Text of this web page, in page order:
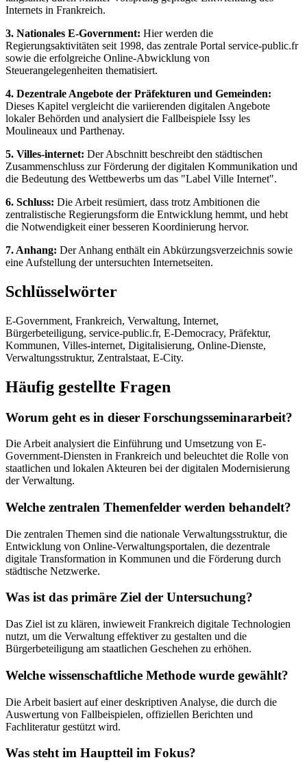
Internets in Frankreich.
3. Nationales E-Government: Hier werden die
Regierungsaktivitäten seit 1998, das zentrale Portal service-public.fr
sowie die erfolgreiche Online-Abwicklung von
Steuerangelegenheiten thematisiert.
4. Dezentrale Angebote der Präfekturen und Gemeinden:
Dieses Kapitel vergleicht die variierenden digitalen Angebote
lokaler Behörden und analysiert die Fallbeispiele Issy les
Moulineaux und Parthenay.
5. Villes-internet: Der Abschnitt beschreibt den städtischen
Zusammenschluss zur Förderung der digitalen Kommunikation und
die Bedeutung des Wettbewerbs um das "Label Ville Internet".
6. Schluss: Die Arbeit resümiert, dass trotz Ambitionen die
zentralistische Regierungsform die Entwicklung hemmt, und hebt
die Notwendigkeit einer besseren Koordinierung hervor.
7. Anhang: Der Anhang enthält ein Abkürzungsverzeichnis sowie
eine Aufstellung der untersuchten Internetseiten.
Schlüsselwörter
E-Government, Frankreich, Verwaltung, Internet,
Bürgerbeteiligung, service-public.fr, E-Democracy, Präfektur,
Kommunen, Villes-internet, Digitalisierung, Online-Dienste,
Verwaltungsstruktur, Zentralstaat, E-City.
Häufig gestellte Fragen
Worum geht es in dieser Forschungsseminararbeit?
Die Arbeit analysiert die Einführung und Umsetzung von E-
Government-Diensten in Frankreich und beleuchtet die Rolle von
staatlichen und lokalen Akteuren bei der digitalen Modernisierung
der Verwaltung.
Welche zentralen Themenfelder werden behandelt?
Die zentralen Themen sind die nationale Verwaltungsstruktur, die
Entwicklung von Online-Verwaltungsportalen, die dezentrale
digitale Transformation in Kommunen und die Förderung durch
städtische Netzwerke.
Was ist das primäre Ziel der Untersuchung?
Das Ziel ist zu klären, inwieweit Frankreich digitale Technologien
nutzt, um die Verwaltung effektiver zu gestalten und die
Bürgerbeteiligung am staatlichen Geschehen zu erhöhen.
Welche wissenschaftliche Methode wurde gewählt?
Die Arbeit basiert auf einer deskriptiven Analyse, die durch die
Auswertung von Fallbeispielen, offiziellen Berichten und
Fachliteratur gestützt wird.
Was steht im Hauptteil im Fokus?